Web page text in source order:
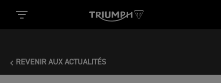
REVENIR AUX ACTUALITÉS